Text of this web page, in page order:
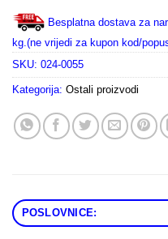
Besplatna dostava za
kg.(ne vrijedi za kupon kod/
SKU: 024-0055
Kategorija: Ostali proizvodi
POSLOVNICE: